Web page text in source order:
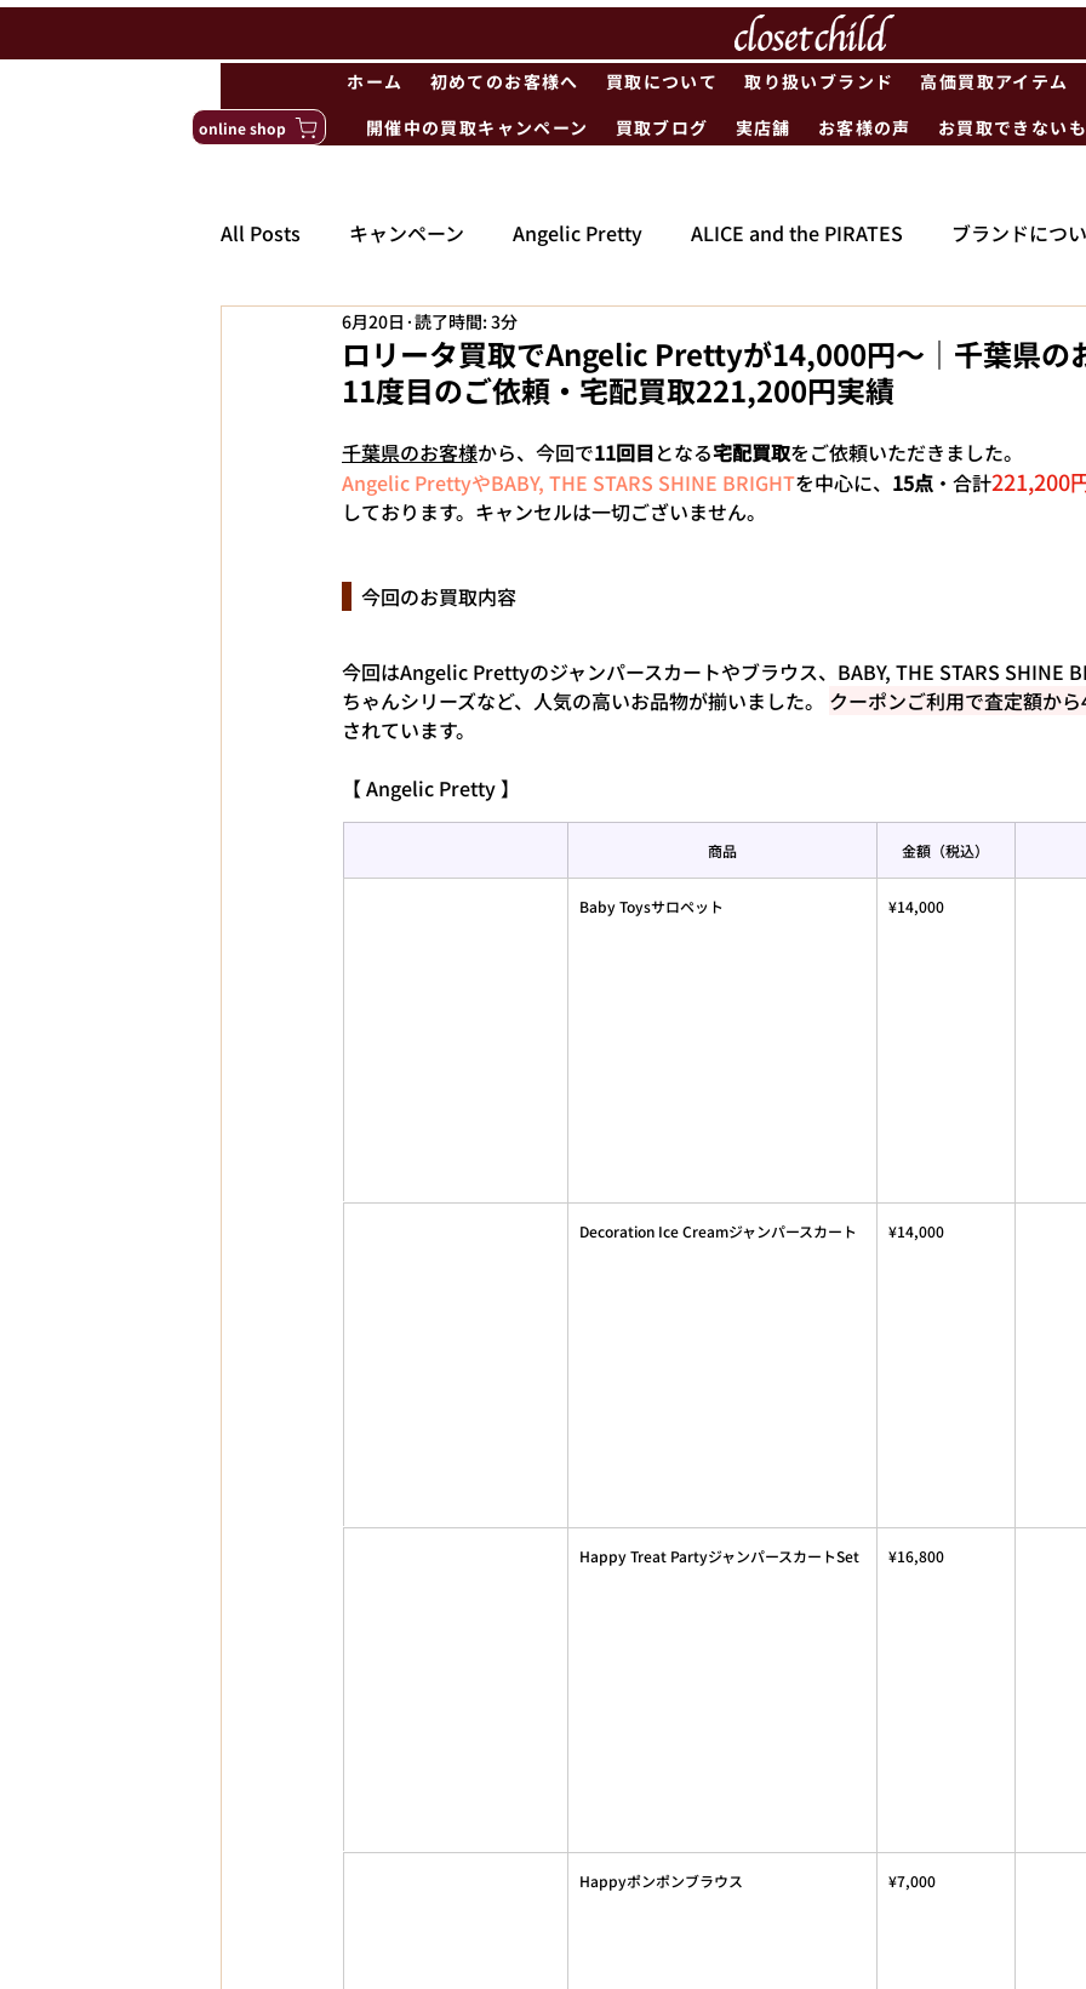
ホーム 初めてのお客様へ 買取について 取り扱いブランド
高価買取アイテム
開催中の買取キャンペーン
買取ブログ 実店舗 お客様の声 お買取できない
online shop
All Posts キャンペーン Angelic Pretty ALICE and the PIRATES ブランドにつ
ロリータ買取でAngelic Prettyが14,000円〜｜千葉県の
11度目のご依頼・宅配買取221,200円実績
6月20日 読了時間: 3分
千葉県のお客様から、今回で11回目となる宅配買取をご依頼いただきました。
Angelic PrettyやBABY, THE STARS SHINE BRIGHTを中心に、 15点 ・合計221,200
しております。キャンセルは一切ございません。
  今回のお買取内容
今回はAngelic Prettyのジャンパースカートやブラウス、BABY, THE STARS SHINE
ちゃんシリーズなど、人気の高いお品物が揃いました。 クーポンご利用で査定額か
されています。
【 Angelic Pretty 】
商品 金額（税込）
Baby Toysサロペット ¥14,000
Decoration Ice Creamジャンパースカート ¥14,000
Happy Treat PartyジャンパースカートSet ¥16,800
Happyポンポンブラウス ¥7,000